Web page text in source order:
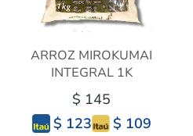
ARROZ MIROKUMAI
INTEGRAL 1K
$ 145
$ 123
$ 109